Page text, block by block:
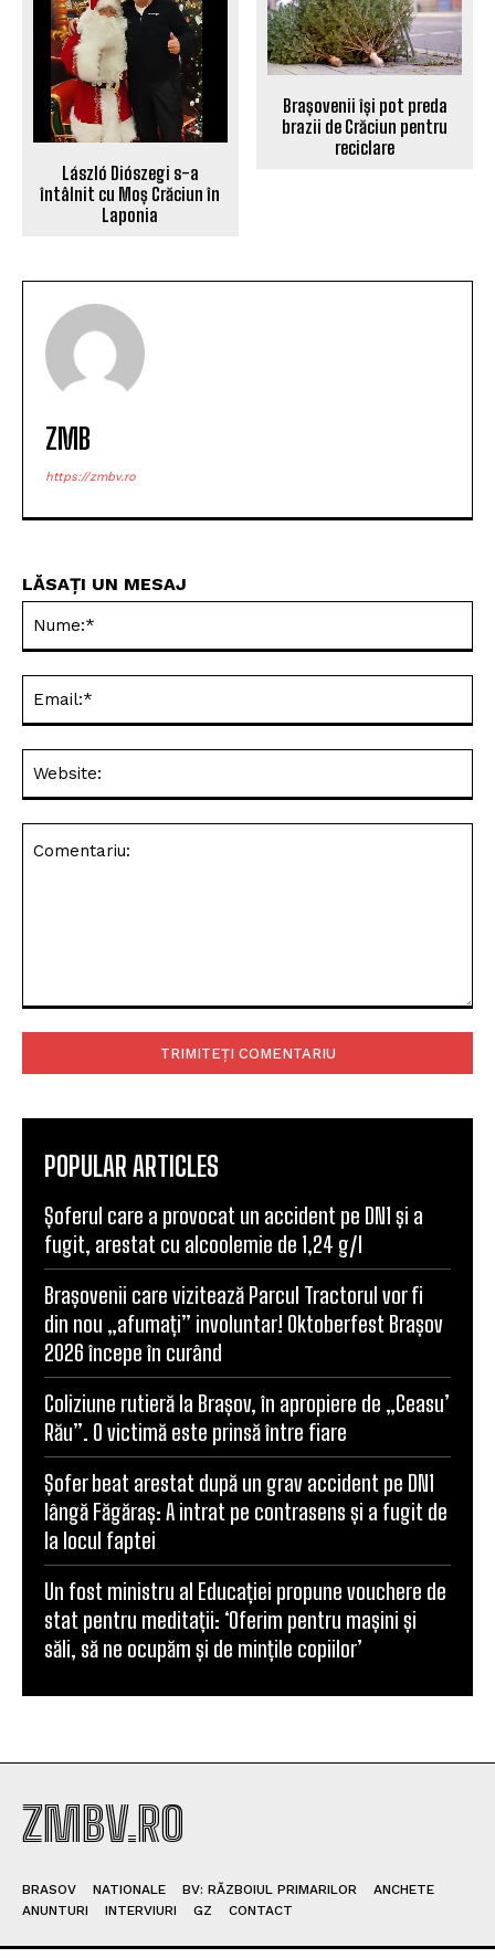
László Diószegi s-a
întâlnit cu Moș Crăciun în
Laponia
Brașovenii își pot preda
brazii de Crăciun pentru
reciclare
ZMB
https://zmbv.ro
LĂSAȚI UN MESAJ
POPULAR ARTICLES
Șoferul care a provocat un accident pe DN1 și a
fugit, arestat cu alcoolemie de 1,24 g/l
Brașovenii care vizitează Parcul Tractorul vor fi
din nou „afumați” involuntar! Oktoberfest Brașov
2026 începe în curând
Coliziune rutieră la Brașov, în apropiere de „Ceasu’
Rău”. O victimă este prinsă între fiare
Șofer beat arestat după un grav accident pe DN1
lângă Făgăraș: A intrat pe contrasens și a fugit de
la locul faptei
Un fost ministru al Educației propune vouchere de
stat pentru meditații: ‘Oferim pentru mașini și
săli, să ne ocupăm și de mințile copiilor’
ZMBV.RO
BRASOV NATIONALE BV: RĂZBOIUL PRIMARILOR
ANCHETE
ANUNTURI
INTERVIURI GZ CONTACT